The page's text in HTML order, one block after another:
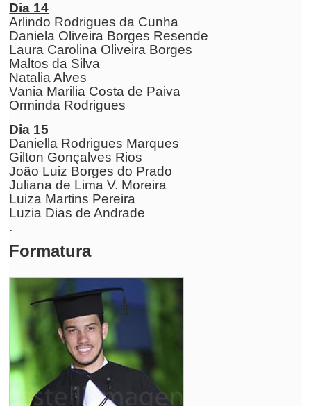
Dia 14
Arlindo Rodrigues da Cunha
Daniela Oliveira Borges Resende
Laura Carolina Oliveira Borges
Maltos da Silva
Natalia Alves
Vania Marilia Costa de Paiva
Orminda Rodrigues
Dia 15
Daniella Rodrigues Marques
Gilton Gonçalves Rios
João Luiz Borges do Prado
Juliana de Lima V. Moreira
Luiza Martins Pereira
Luzia Dias de Andrade
.
Formatura